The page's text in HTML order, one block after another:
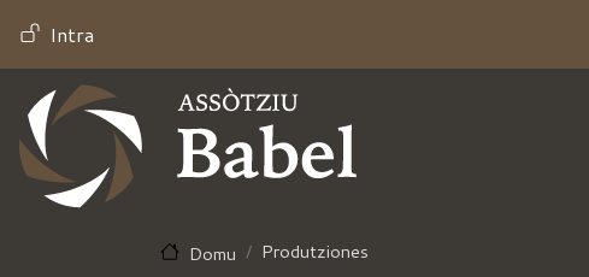
MENU PROFILO UTENTE
Intra
Domu Produtziones